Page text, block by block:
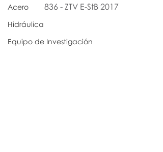
Acero
Hidráulica
Equipo de Investigación
836 - ZTV E-StB 2017